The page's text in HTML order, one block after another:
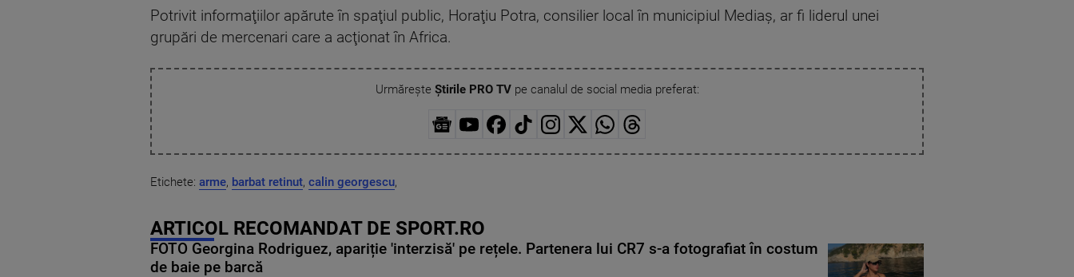
Potrivit informaţiilor apărute în spaţiul public, Horaţiu Potra, consilier local în municipiul Mediaş, ar fi liderul unei
grupări de mercenari care a acţionat în Africa.
Urmărește Știrile PRO TVpe canalul de social media preferat:
Etichete: arme, barbat retinut, calin georgescu,
ARTICOL RECOMANDAT DE SPORT.RO
FOTO Georgina Rodriguez, apariție 'interzisă' pe rețele. Partenera lui CR7 s-a fotografiat în costum
de baie pe barcă